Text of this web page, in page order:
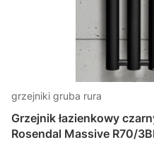
grzejniki gruba rura
Grzejnik łazienkowy
Rosendal Massive R70/